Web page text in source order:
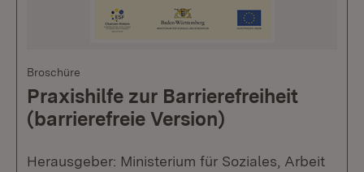
Broschüre
Praxishilfe zur Barrierefreiheit
(barrierefreie Version)
Herausgeber: Ministerium für Soziales, Arbeit